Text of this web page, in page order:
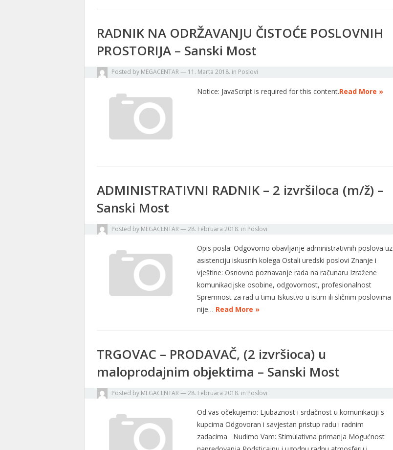
RADNIK NA ODRŽAVANJU ČISTOĆE POSLOVNIH
PROSTORIJA – Sanski Most
Posted by MEGACENTAR — 11. Marta 2018. in Poslovi
Notice: JavaScript is required for this content.Read More »
ADMINISTRATIVNI RADNIK – 2 izvršiloca (m/ž) –
Sanski Most
Posted by MEGACENTAR —28. Februara 2018. in Poslovi
Opis posla: Odgovorno obavljanje administrativnih poslova uz
asistenciju iskusnih kolega Ostali uredski poslovi Znanje i
vještine: Osnovno poznavanje rada na računaru Izražene
komunikacijske osobine, odgovornost, profesionalnost
Spremnost za rad u timu Iskustvo u istim ili sličnim poslovima
nije… Read More »
TRGOVAC – PRODAVAČ, (2 izvršioca) u
maloprodajnim objektima – Sanski Most
Posted by MEGACENTAR —28. Februara 2018. in Poslovi
Od vas očekujemo: Ljubaznost i srdačnost u komunikaciji s
kupcima Odgovoran i savjestan pristup radu i radnim
zadacima Nudimo Vam: Stimulativna primanja Mogućnost